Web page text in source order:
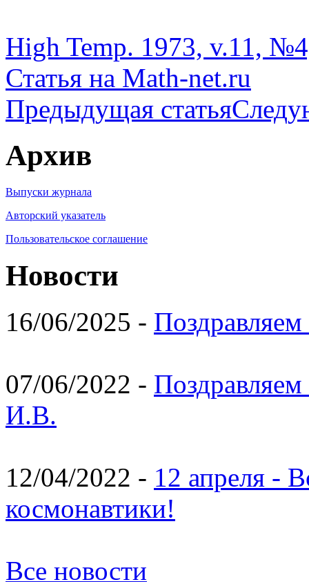
High Temp. 1973, v.11,
Статья на Math-net.ru
Предыдущая статья
Архив
Выпуски журнала
Авторский указатель
Пользовательское соглашение
Новости
16/06/2025 -
07/06/2022 -
И.В.
12/04/2022 - 12 апреля -
космонавтики!
Все новости